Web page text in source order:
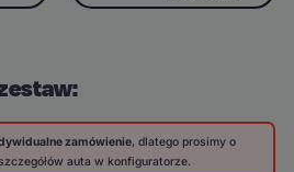
zamówienie, dlatego prosimy o
auta w konfiguratorze.